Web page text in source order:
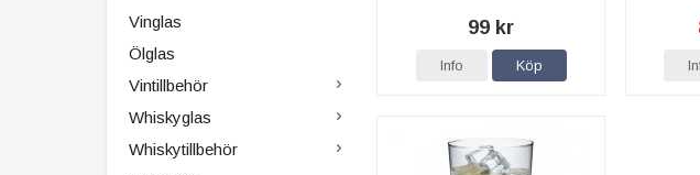
Vinglas
Ölglas
Vintillbehör
Whiskyglas
Whiskytillbehör
99 kr
Info Köp